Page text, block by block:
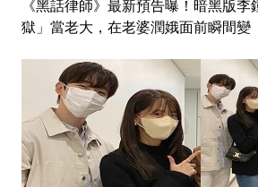
《黑話律師》最新預告曝！暗黑版
獄」當老大，在老婆潤娥面前瞬間變